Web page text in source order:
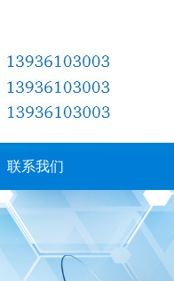
联系我们